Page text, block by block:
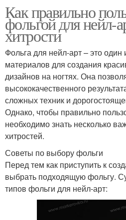
Как правильно
фольгой для нейл-
хитрости
Фольга для нейл-арт – это
материалов для создания
дизайнов на ногтях. Она
высококачественного
сложных техник и
Однако, чтобы правильно
необходимо знать несколько
хитростей.
Советы по выбору фольги
Перед тем как приступить к
выбрать подходящую фольгу.
типов фольги для нейл-арт: